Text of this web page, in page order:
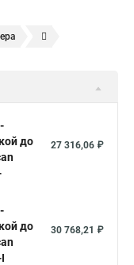
Hikvision 2cd1148 i b
видеокамеры
до
27 316,06 ₽
до
30 768,21 ₽